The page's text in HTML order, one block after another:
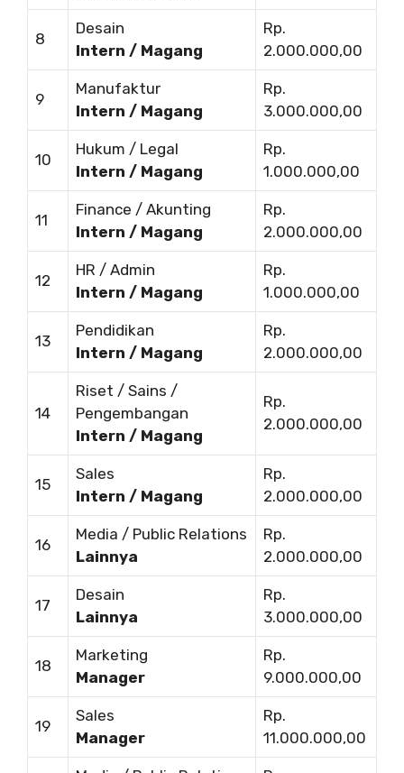
8
Desain
Intern / Magang
Rp.
2.000.000,00
9
Manufaktur
Intern / Magang
Rp.
3.000.000,00
10
Hukum / Legal
Intern / Magang
Rp.
1.000.000,00
11
Finance / Akunting
Intern / Magang
Rp.
2.000.000,00
12
HR / Admin
Intern / Magang
Rp.
1.000.000,00
13
Pendidikan
Intern / Magang
Rp.
2.000.000,00
14
Riset / Sains /
Pengembangan
Intern / Magang
Rp.
2.000.000,00
15
Sales
Intern / Magang
Rp.
2.000.000,00
16
Media / Public Relations
Lainnya
Rp.
2.000.000,00
17
Desain
Lainnya
Rp.
3.000.000,00
18
Marketing
Manager
Rp.
9.000.000,00
19
Sales
Manager
Rp.
11.000.000,00